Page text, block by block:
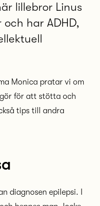
lillebror Linus
har ADHD,
Monica pratar vi om
för att stötta och
tips till andra
diagnosen epilepsi. I